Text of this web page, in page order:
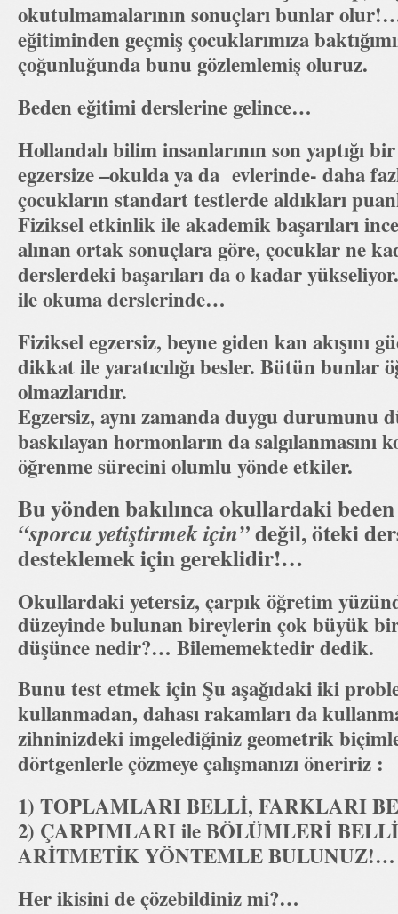
okutulmamalarının sonuçları bunlar
eğitiminden geçmiş çocuklarımıza
çoğunluğunda bunu gözlemlemiş oluruz.
Beden eğitimi derslerine gelince…
Hollandalı bilim insanlarının son yaptığı
egzersize –okulda ya da evlerinde- daha
çocukların standart testlerde aldıkları
Fiziksel etkinlik ile akademik başarıları
alınan ortak sonuçlara göre, çocuklar ne
derslerdeki başarıları da o kadar
ile okuma derslerinde…
Fiziksel egzersiz, beyne giden kan akışını
dikkat ile yaratıcılığı besler. Bütün bunlar
olmazlarıdır.
Egzersiz, aynı zamanda duygu durumunu
baskılayan hormonların da salgılanmasını
öğrenme sürecini olumlu yönde etkiler.
Bu yönden bakılınca okullardaki
“sporcu yetiştirmek için”değil, öteki
desteklemek için gereklidir!…
Okullardaki yetersiz, çarpık öğretim
düzeyinde bulunan bireylerin çok büyük
düşünce nedir?… Bilememektedir dedik.
Bunu test etmek için Şu aşağıdaki iki
kullanmadan, dahası rakamları da
zihninizdeki imgelediğiniz geometrik
dörtgenlerle çözmeye çalışmanızı öneririz :
1) TOPLAMLARI BELLİ, FARKLARI
2) ÇARPIMLARI ile BÖLÜMLERİ
ARİTMETİK YÖNTEMLE BULUNUZ!…
Her ikisini de çözebildiniz mi?…